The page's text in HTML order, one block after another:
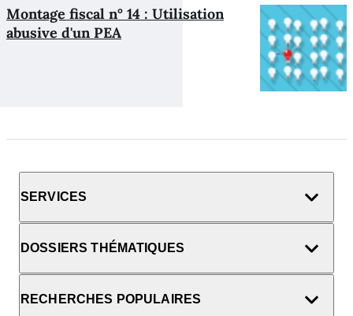
Montage fiscal n° 14 : Utilisation
abusive d'un PEA
SERVICES
DOSSIERS THÉMATIQUES
RECHERCHES POPULAIRES